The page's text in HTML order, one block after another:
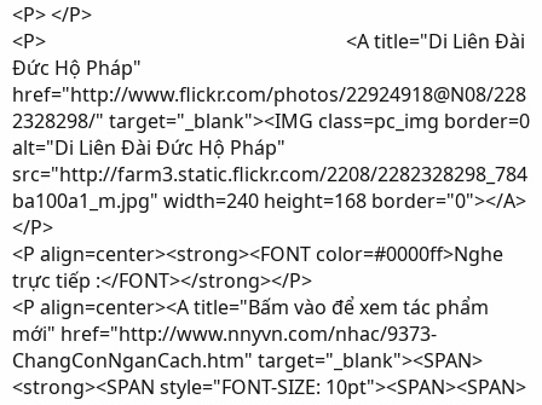
<P> </P>
<P> <A title="Di Liên Đài
Đức Hộ Pháp"
href="http://www.flickr.com/photos/22924918@N08/228
2328298/" target="_blank"><IMG class=pc_img border=0
alt="Di Liên Đài Đức Hộ Pháp"
src="http://farm3.static.flickr.com/2208/2282328298_784
ba100a1_m.jpg" width=240 height=168 border="0"></A>
</P>
<P align=center><strong><FONT color=#0000ff>Nghe
trực tiếp :</FONT></strong></P>
<P align=center><A title="Bấm vào để xem tác phẩm
mới" href="http://www.nnyvn.com/nhac/9373-
ChangConNganCach.htm" target="_blank"><SPAN>
<strong><SPAN style="FONT-SIZE: 10pt"><SPAN><SPAN>